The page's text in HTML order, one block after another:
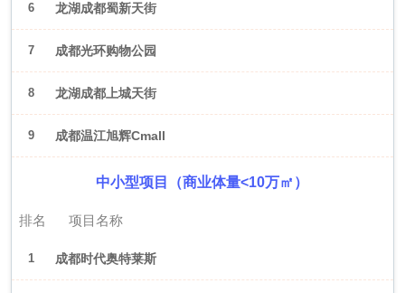
6 龙湖成都蜀新天街
7 成都光环购物公园
8 龙湖成都上城天街
9 成都温江旭辉Cmall
中小型项目（商业体量<10万㎡）
排名 项目名称
1 成都时代奥特莱斯